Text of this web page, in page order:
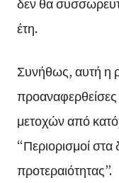
έτη.
Συνήθως, αυτή η
προαναφερθείσες
μετοχών από
“Περιορισμοί
προτεραιότητας”.